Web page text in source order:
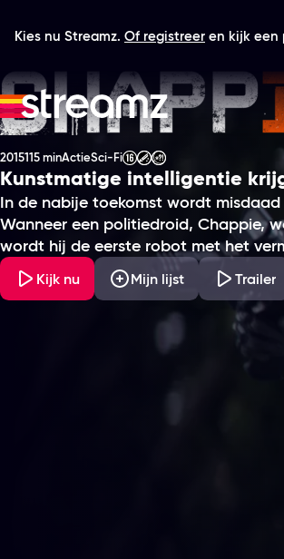
Kies nu Streamz. Of registreer en kijk een
Chappie
Productiejaar
2015
Tijdsduur
115 min
Genre Actie
Genre Sci-Fi
Leeftijdsclassificatie
Kunstmatige intelligentie
In de nabije toekomst wordt
Wanneer een politiedroid, Chappie,
wordt hij de eerste robot met het
Kijk nu Mijn lijst Trailer